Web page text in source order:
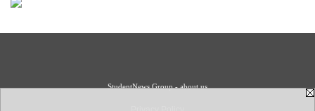
StudentNews Group - about us